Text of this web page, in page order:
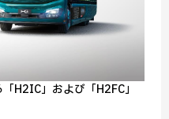
H2IC」および「H2FC」